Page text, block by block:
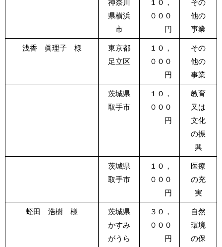
神奈川
県横浜
市
１０，
０００
円
その
他の
事業
浅香 眞理子 様
東京都
足立区
１０，
０００
円
その
他の
事業
茨城県
取手市
１０，
０００
円
教育
又は
文化
の振
興
茨城県
取手市
１０，
０００
円
医療
の充
実
蛭田 浩樹 様
茨城県
かすみ
がうら
３０，
０００
円
自然
環境
の保